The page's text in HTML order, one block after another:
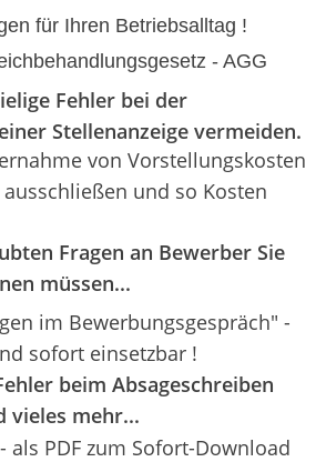
für Ihren Betriebsalltag !
- AGG
Fehler bei der
Stellenanzeige vermeiden.
von Vorstellungskosten
und so Kosten
Fragen an Bewerber Sie
müssen...
im Bewerbungsgespräch" -
sofort einsetzbar !
beim Absageschreiben
vieles mehr...
als PDF zum Sofort-Download